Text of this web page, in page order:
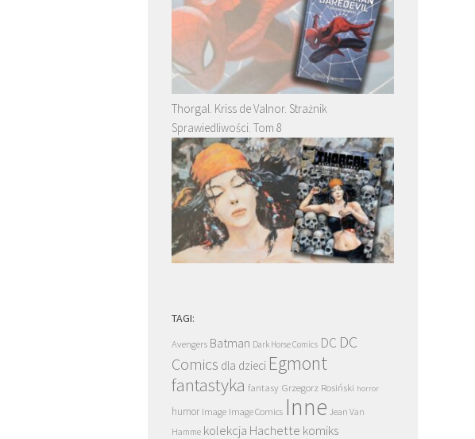
Thorgal. Kriss de Valnor. Strażnik
Sprawiedliwości. Tom 8
TAGI:
Avengers Batman Dark Horse Comics DC DC
Comics dla dzieci Egmont
fantastyka fantasy Grzegorz Rosiński horror
humor Image Image Comics Inne Jean Van
Hamme kolekcja Hachette komiks